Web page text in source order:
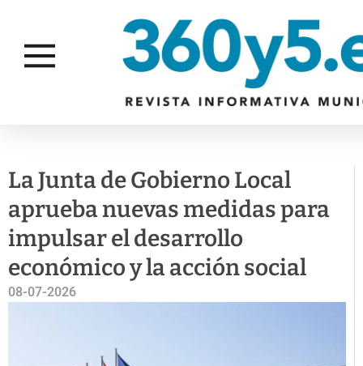
La Junta de Gobierno Local
aprueba nuevas medidas para
impulsar el desarrollo
económico y la acción social
08-07-2026